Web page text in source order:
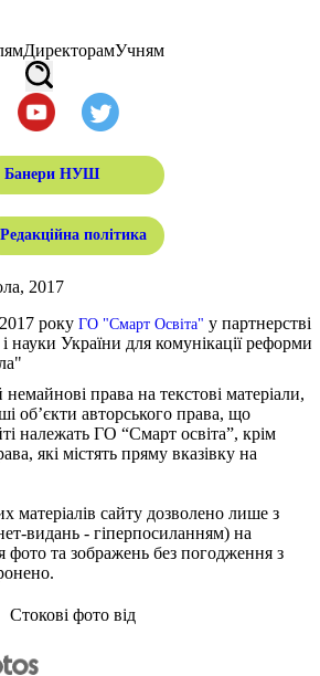
ДиректорамУчням
Банери НУШ
Редакційна політика
2017
року ГО "Смарт Освіта" у партнерстві
науки України для комунікації реформи
права на текстові матеріали,
об’єкти авторського права, що
належать ГО “Смарт освіта”, крім
які містять пряму вказівку на
матеріалів сайту дозволено лише з
видань - гіперпосиланням) на
та зображень без погодження з
Стокові фото від